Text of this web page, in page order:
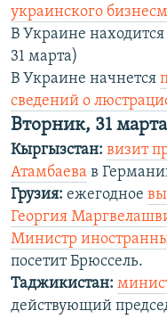
украинского
В Украине находится
31 марта)
В Украине начнется
сведений о
Вторник, 31 марта
Кыргызстан: визит
Атамбаева в
Грузия: ежегодное
Георгия
Министр
посетит Брюссель.
Таджикистан:
действующий